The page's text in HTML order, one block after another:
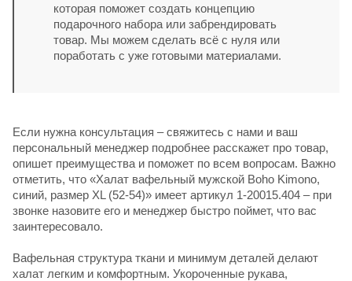
которая поможет создать концепцию
подарочного набора или забрендировать
товар. Мы можем сделать всё с нуля или
поработать с уже готовыми материалами.
Если нужна консультация – свяжитесь с нами и ваш
персональный менеджер подробнее расскажет про товар,
опишет преимущества и поможет по всем вопросам. Важно
отметить, что «Халат вафельный мужской Boho Kimono,
синий, размер XL (52-54)» имеет артикул 1-20015.404 – при
звонке назовите его и менеджер быстро поймет, что вас
заинтересовало.
Вафельная структура ткани и минимум деталей делают
халат легким и комфортным. Укороченные рукава,